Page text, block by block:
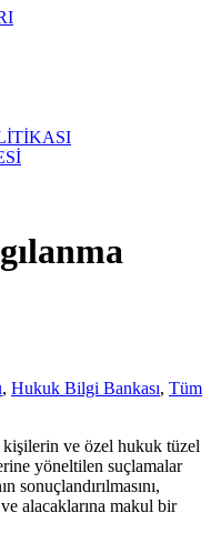
, Hukuk Bilgi Bankası, Tüm
kişilerin ve özel hukuk tüzel
yöneltilen suçlamalar
sonuçlandırılmasını,
alacaklarına makul bir